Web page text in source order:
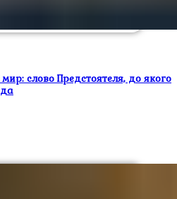
слово Предстоятеля, до якого